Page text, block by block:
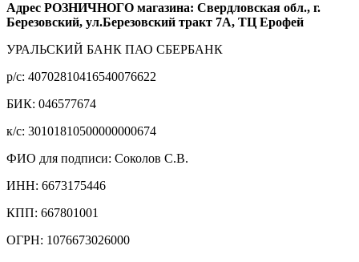
Адрес РОЗНИЧНОГО магазина: Свердловская обл., г.
Березовский, ул.Березовский тракт 7А, ТЦ Ерофей
УРАЛЬСКИЙ БАНК ПАО СБЕРБАНК
р/c: 40702810416540076622
БИК: 046577674
к/c: 30101810500000000674
ФИО для подписи: Соколов С.В.
ИНН: 6673175446
КПП: 667801001
ОГРН: 1076673026000